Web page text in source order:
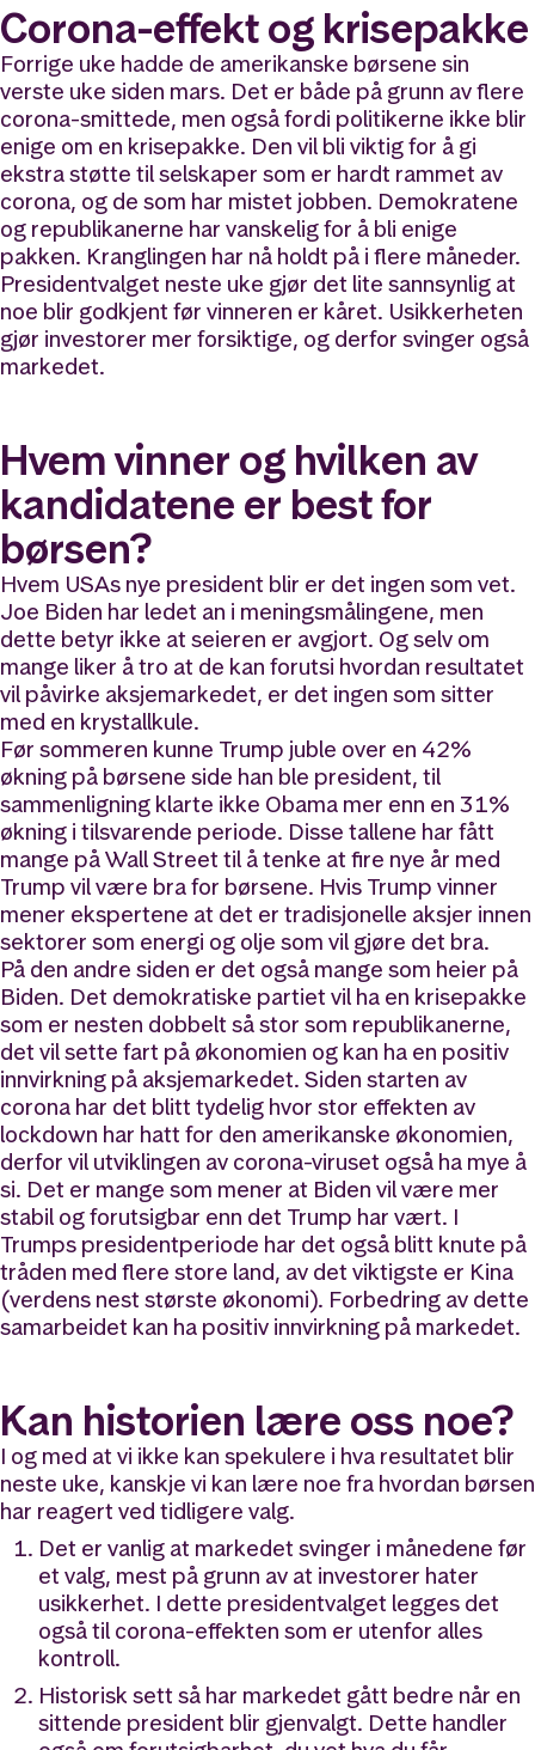
Corona-effekt og krisepakke
Forrige uke hadde de amerikanske børsene sin
verste uke siden mars. Det er både på grunn av flere
corona-smittede, men også fordi politikerne ikke blir
enige om en krisepakke. Den vil bli viktig for å gi
ekstra støtte til selskaper som er hardt rammet av
corona, og de som har mistet jobben. Demokratene
og republikanerne har vanskelig for å bli enige
pakken. Kranglingen har nå holdt på i flere måneder.
Presidentvalget neste uke gjør det lite sannsynlig at
noe blir godkjent før vinneren er kåret. Usikkerheten
gjør investorer mer forsiktige, og derfor svinger også
markedet.
Hvem vinner og hvilken av
kandidatene er best for
børsen?
Hvem USAs nye president blir er det ingen som vet.
Joe Biden har ledet an i meningsmålingene, men
dette betyr ikke at seieren er avgjort. Og selv om
mange liker å tro at de kan forutsi hvordan resultatet
vil påvirke aksjemarkedet, er det ingen som sitter
med en krystallkule.
Før sommeren kunne Trump juble over en 42%
økning på børsene side han ble president, til
sammenligning klarte ikke Obama mer enn en 31%
økning i tilsvarende periode. Disse tallene har fått
mange på Wall Street til å tenke at fire nye år med
Trump vil være bra for børsene. Hvis Trump vinner
mener ekspertene at det er tradisjonelle aksjer innen
sektorer som energi og olje som vil gjøre det bra.
På den andre siden er det også mange som heier på
Biden. Det demokratiske partiet vil ha en krisepakke
som er nesten dobbelt så stor som republikanerne,
det vil sette fart på økonomien og kan ha en positiv
innvirkning på aksjemarkedet. Siden starten av
corona har det blitt tydelig hvor stor effekten av
lockdown har hatt for den amerikanske økonomien,
derfor vil utviklingen av corona-viruset også ha mye å
si. Det er mange som mener at Biden vil være mer
stabil og forutsigbar enn det Trump har vært. I
Trumps presidentperiode har det også blitt knute på
tråden med flere store land, av det viktigste er Kina
(verdens nest største økonomi). Forbedring av dette
samarbeidet kan ha positiv innvirkning på markedet.
Kan historien lære oss noe?
I og med at vi ikke kan spekulere i hva resultatet blir
neste uke, kanskje vi kan lære noe fra hvordan børsen
har reagert ved tidligere valg.
Det er vanlig at markedet svinger i månedene før
et valg, mest på grunn av at investorer hater
usikkerhet. I dette presidentvalget legges det
også til corona-effekten som er utenfor alles
kontroll.
Historisk sett så har markedet gått bedre når en
sittende president blir gjenvalgt. Dette handler